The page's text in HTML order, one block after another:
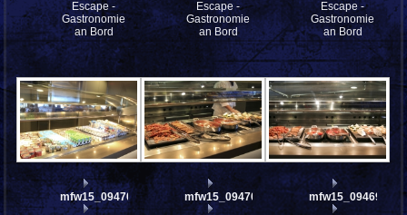
Escape -
Gastronomie
an Bord
Escape -
Gastronomie
an Bord
Escape -
Gastronomie
an Bord
mfw15_094701
mfw15_094700
mfw15_094699